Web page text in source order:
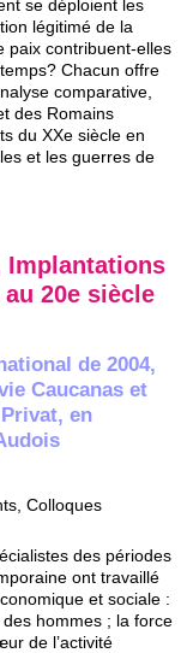
se déploient les
légitimé de la
paix contribuent-elles
Chacun offre
comparative,
des Romains
du XXe siècle en
et les guerres de
Implantations
20e siècle
de 2004,
Caucanas et
en
Colloques
des périodes
ont travaillé
et sociale :
des hommes ; la force
de l’activité